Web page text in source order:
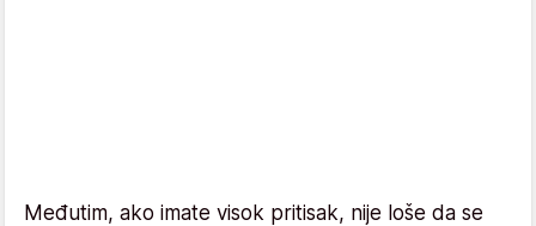
Međutim, ako imate visok pritisak, nije loše da se